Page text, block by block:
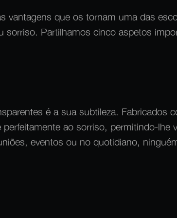
vantagens que os tornam uma das
sorriso. Partilhamos cinco aspetos
é a sua subtileza. Fabricados
ao sorriso, permitindo-lhe
eventos ou no quotidiano,